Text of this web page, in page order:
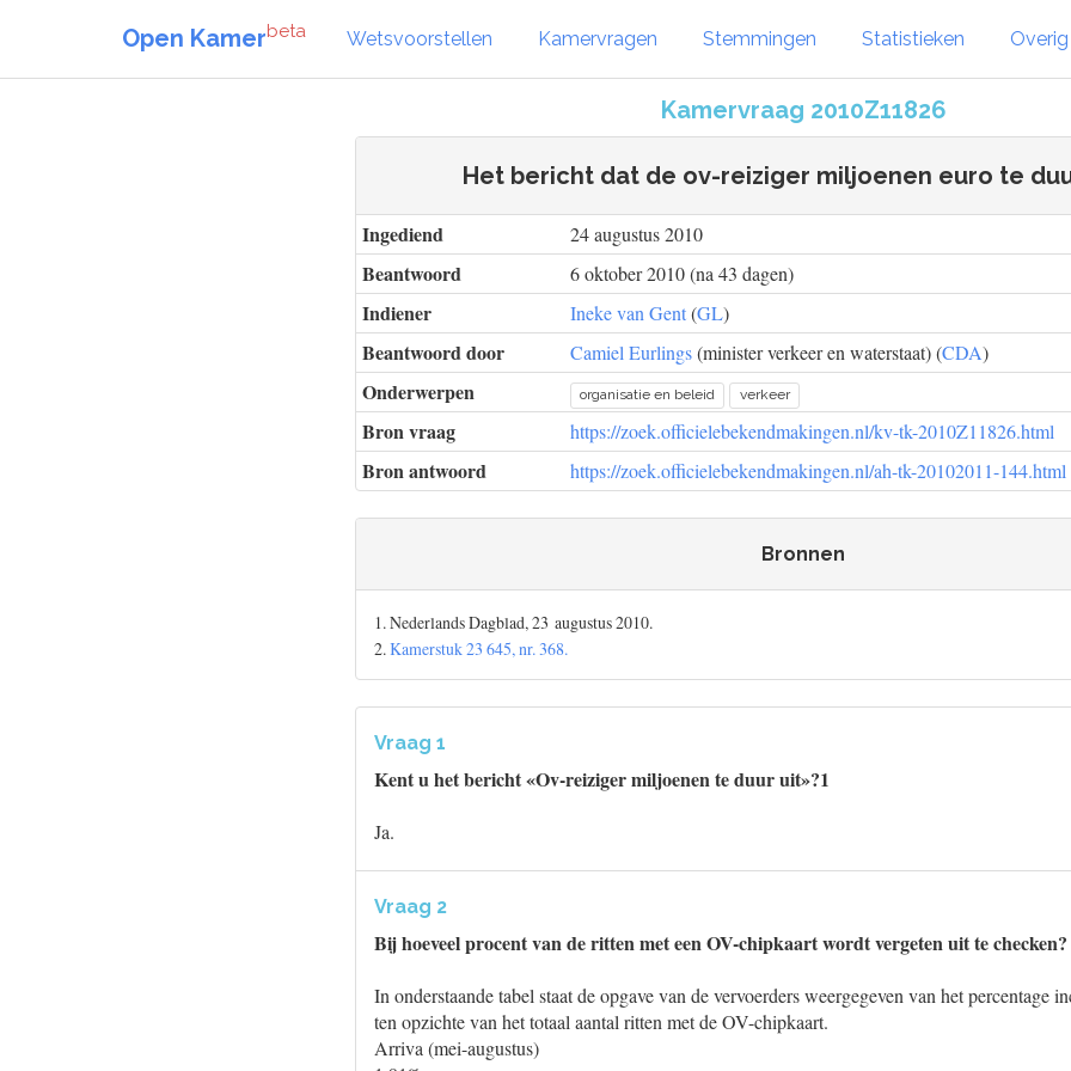
Open Kamerbeta Wetsvoorstellen Kamervragen Stemmingen Statistieken Overig
Kamervraag 2010Z11826
Het bericht dat de ov-reiziger miljoenen euro te
Ingediend 24 augustus 2010
Beantwoord 6 oktober 2010 (na 43 dagen)
Indiener Ineke van Gent(GL)
Beantwoord door Camiel Eurlings(minister verkeer en waterstaat) (CDA)
Onderwerpen organisatie en beleid verkeer
Bron vraag https://zoek.officielebekendmakingen.nl/kv-tk-2010Z11826.html
Bron antwoord https://zoek.officielebekendmakingen.nl/ah-tk-20102011-144.html
Bronnen
1. Nederlands Dagblad, 23 augustus 2010.
2.Kamerstuk 23 645, nr. 368.
Vraag 1
Kent u het bericht «Ov-reiziger miljoenen te duur uit»?1
Ja.
Vraag 2
Bij hoeveel procent van de ritten met een OV-chipkaart wordt vergeten uit te checken?
In onderstaande tabel staat de opgave van de vervoerders weergegeven van het percentage
ten opzichte van het totaal aantal ritten met de OV-chipkaart.
Arriva (mei-augustus)